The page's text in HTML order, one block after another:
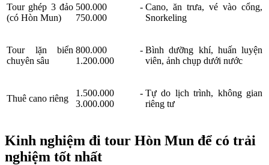
Tour ghép 3 đảo
(có Hòn Mun)
500.000 -
750.000
Cano, ăn trưa, vé vào cổng,
Snorkeling
Tour lặn biển
chuyên sâu
800.000 -
1.200.000
Bình dưỡng khí, huấn luyện
viên, ảnh chụp dưới nước
Thuê cano riêng
1.500.000 -
3.000.000
Tự do lịch trình, không gian
riêng tư
Kinh nghiệm đi tour Hòn Mun để có trải
nghiệm tốt nhất